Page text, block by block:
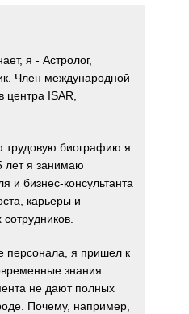
я - Астролог,
Член международной
центра ISAR,
трудовую биографию я
лет я занимаю
и бизнес-консультанта
карьеры и
персонала, я пришел к
знания
не дают полных
Почему, например,